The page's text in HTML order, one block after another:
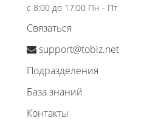
с 8:00 до 17:00 Пн - Пт
Связаться
support@tobiz.net
Подразделения
База знаний
Контакты